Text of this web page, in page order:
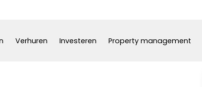
Verhuren Investeren Property management